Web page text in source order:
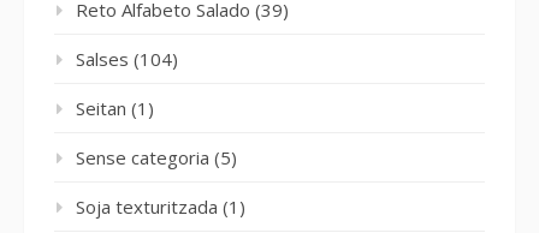
Reto Alfabeto Salado (39)
Salses (104)
Seitan (1)
Sense categoria (5)
Soja texturitzada (1)